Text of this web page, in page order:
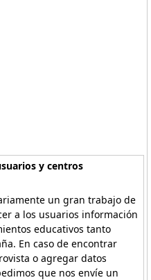
y centros
un gran trabajo de
a los usuarios información
educativos tanto
En caso de encontrar
o agregar datos
que nos envíe un